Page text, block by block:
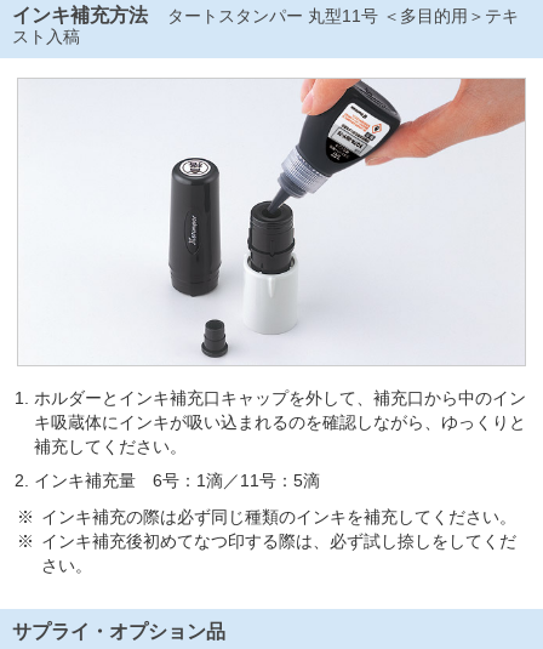
インキ補充方法
タートスタンパー 丸型11号 ＜多目的用＞テキ
スト入稿
ホルダーとインキ補充口キャップを外して、補充口から中のイン
キ吸蔵体にインキが吸い込まれるのを確認しながら、ゆっくりと
補充してください。
インキ補充量 6号：1滴／11号：5滴
インキ補充の際は必ず同じ種類のインキを補充してください。
インキ補充後初めてなつ印する際は、必ず試し捺しをしてくだ
さい。
サプライ・オプション品